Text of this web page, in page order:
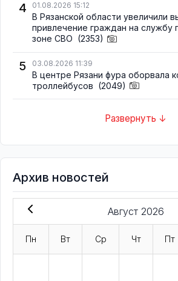
4 01.08.2026 15:12
В Рязанской области увеличили
привлечение граждан на службу
зоне СВО (2353)
5 03.08.2026 11:39
В центре Рязани фура оборвала
троллейбусов (2049)
Развернуть ↓
Архив новостей
Август 2026
Пн Вт Ср Чт Пт